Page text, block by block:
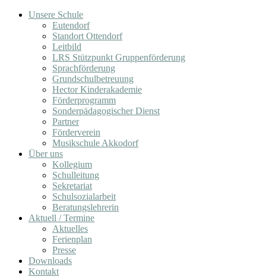
Unsere Schule
Eutendorf
Standort Ottendorf
Leitbild
LRS Stützpunkt Gruppenförderung
Sprachförderung
Grundschulbetreuung
Hector Kinderakademie
Förderprogramm
Sonderpädagogischer Dienst
Partner
Förderverein
Musikschule Akkodorf
Über uns
Kollegium
Schulleitung
Sekretariat
Schulsozialarbeit
Beratungslehrerin
Aktuell / Termine
Aktuelles
Ferienplan
Presse
Downloads
Kontakt